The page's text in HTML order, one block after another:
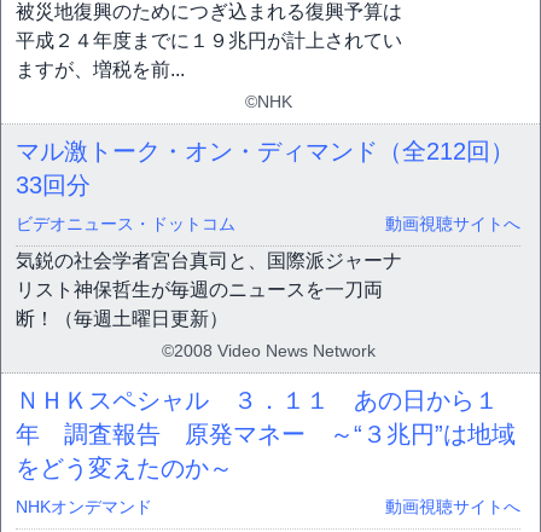
被災地復興のためにつぎ込まれる復興予算は
平成２４年度までに１９兆円が計上されてい
ますが、増税を前...
©NHK
マル激トーク・オン・ディマンド（全212回）
33回分
ビデオニュース・ドットコム 動画視聴サイトへ
気鋭の社会学者宮台真司と、国際派ジャーナ
リスト神保哲生が毎週のニュースを一刀両
断！（毎週土曜日更新）
©2008 Video News Network
ＮＨＫスペシャル ３．１１ あの日から１
年 調査報告 原発マネー ～“３兆円”は地域
をどう変えたのか～
NHKオンデマンド 動画視聴サイトへ